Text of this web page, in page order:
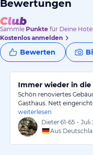
Bewertungen
Sammle Punkte für Deine
Kostenlos anmelden
Bewerten
Immer wieder in die
Schön renoviertes
Gasthaus. Nett
weiterlesen
Dieter61-65 • Juli
Aus